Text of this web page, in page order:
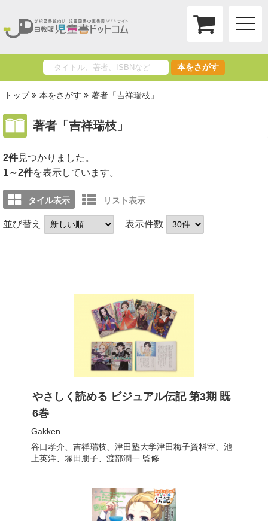
toggle
本をさがす
トップ 本をさがす 著者「吉祥瑞枝」
著者「吉祥瑞枝」
2件
1～2件を表示しています。
タイル表示 リスト表示
並び替え 表示件数
やさしく読める ビジュアル伝記 第3期 既
6巻
Gakken
谷口孝介
吉祥瑞枝 津田塾大学津田梅子資料室
池
上英洋、 塚田朋子、 渡部潤一監修